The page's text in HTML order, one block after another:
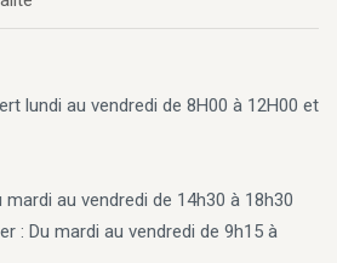
lundi au vendredi de 8H00 à 12H00 et
mardi au vendredi de 14h30 à 18h30
: Du mardi au vendredi de 9h15 à